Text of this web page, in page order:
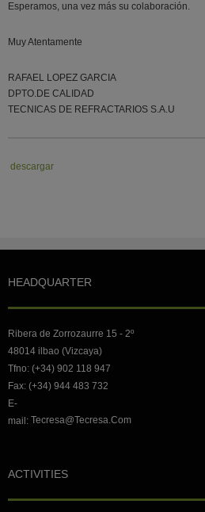
Esperamos, una vez más su colaboración.
Muy Atentamente
RAFAEL LOPEZ GARCIA
DPTO.DE CALIDAD
TECNICAS DE REFRACTARIOS S.A.U
descargar
HEADQUARTER
Ribera de Zorrozaurre 15 - 2º
48014 ilbao (Vizcaya)
Tfno: (+34) 902 118 947
Fax: (+34) 944 483 732
E-
mail: Tecresa@tecresa.com
ACTIVITIES